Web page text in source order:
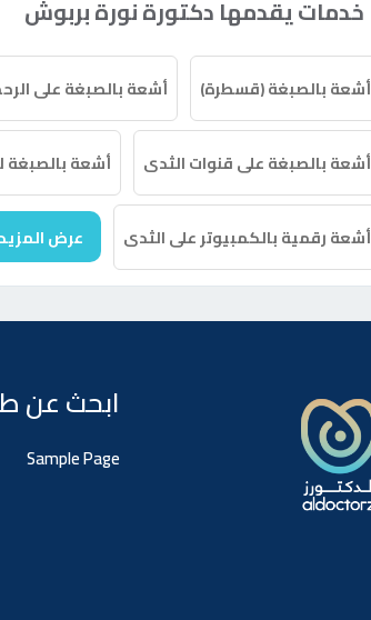
خدمات يقدمها دكتورة نورة بربوش
أشعة بالصبغة (قسطرة) أشعة بالصبغة على
أشعة بالصبغة على قنوات الثدى أشعة بالصبغة
أشعة رقمية بالكمبيوتر على الثدى عرض المزيد
ابحث عن
Sample Page